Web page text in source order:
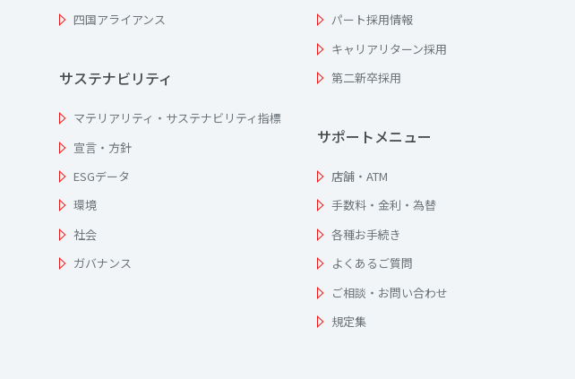
四国アライアンス
サステナビリティ
マテリアリティ・サステナビリティ指標
宣言・方針
ESGデータ
環境
社会
ガバナンス
パート採用情報
キャリアリターン採用
第二新卒採用
サポートメニュー
店舗・ATM
手数料・金利・為替
各種お手続き
よくあるご質問
ご相談・お問い合わせ
規定集